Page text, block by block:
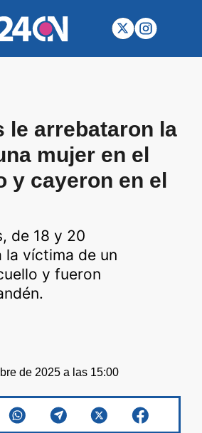
le arrebataron la
mujer en el
y cayeron en el
de 18 y 20
la víctima de un
y fueron
de 2025 a las 15:00